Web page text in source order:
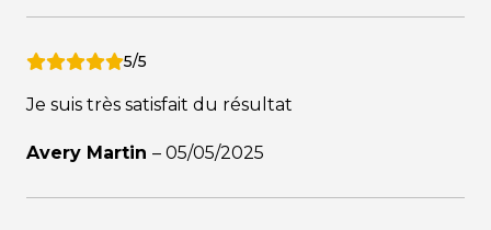
5/5
Je suis très satisfait du résultat
Avery Martin – 05/05/2025